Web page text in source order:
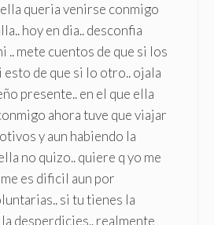
queria venirse conmigo
hoy en dia.. desconfia
.. mete cuentos de que si los
esto de que si lo otro.. ojala
presente.. en el que ella
ahora tuve que viajar
y aun habiendo la
no quizo.. quiere q yo me
es dificil aun por
si tu tienes la
desperdicies.. realmente